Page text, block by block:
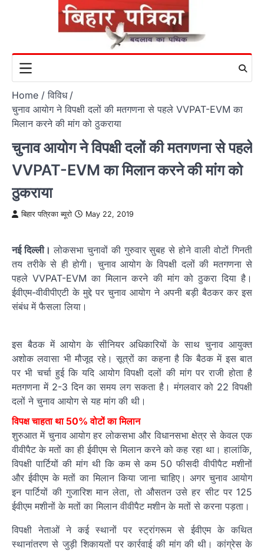
Home
विविध
चुनाव आयोग ने विपक्षी दलों की मतगणना से पहले VVPAT-EVM का
मिलान करने की मांग को ठुकराया
चुनाव आयोग ने विपक्षी दलों की मतगणना से पहले
VVPAT-EVM का मिलान करने की मांग को
ठुकराया
बिहार पत्रिका ब्यूरो May 22, 2019
नई दिल्ली।लोकसभा चुनावों की गुरुवार सुबह से होने वाली वोटों गिनती
तय तरीके से ही होगी। चुनाव आयोग के विपक्षी दलों की मतगणना से
पहले VVPAT-EVM का मिलान करने की मांग को ठुकरा दिया है।
ईवीएम-वीवीपीएटी के मुद्दे पर चुनाव आयोग ने अपनी बड़ी बैठकर कर इस
संबंध में फैसला लिया।
इस बैठक में आयोग के सीनियर अधिकारियों के साथ चुनाव आयुक्त
अशोक लवासा भी मौजूद रहे। सूत्रों का कहना है कि बैठक में इस बात
पर भी चर्चा हुई कि यदि आयोग विपक्षी दलों की मांग पर राजी होता है
मतगणना में 2-3 दिन का समय लग सकता है। मंगलवार को 22 विपक्षी
दलों ने चुनाव आयोग से यह मांग की थी।
विपक्ष चाहता था 50% वोटों का मिलान
शुरुआत में चुनाव आयोग हर लोकसभा और विधानसभा क्षेत्र से केवल एक
वीवीपैट के मतों का ही ईवीएम से मिलान करने को कह रहा था। हालांकि,
विपक्षी पार्टियों की मांग थी कि कम से कम 50 फीसदी वीपीपैट मशीनों
और ईवीएम के मतों का मिलान किया जाना चाहिए। अगर चुनाव आयोग
इन पार्टियों की गुजारिश मान लेता, तो औसतन उसे हर सीट पर 125
ईवीएम मशीनों के मतों का मिलान वीवीपैट मशीन के मतों से करना पड़ता।
विपक्षी नेताओं ने कई स्थानों पर स्ट्रांगरूम से ईवीएम के कथित
स्थानांतरण से जुड़ी शिकायतों पर कार्रवाई की मांग की थी। कांग्रेस के